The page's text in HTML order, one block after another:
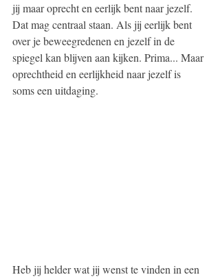
jij maar oprecht en eerlijk bent naar jezelf.
Dat mag centraal staan. Als jij eerlijk bent
over je beweegredenen en jezelf in de
spiegel kan blijven aan kijken. Prima... Maar
oprechtheid en eerlijkheid naar jezelf is
soms een uitdaging.
Heb jij helder wat jij wenst te vinden in een